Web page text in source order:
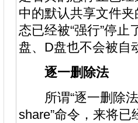
中的默认共享文件
态已经被“强行”停
盘、D盘也不会被自
逐一删除法
所谓“逐一删除法
share”命令，来将